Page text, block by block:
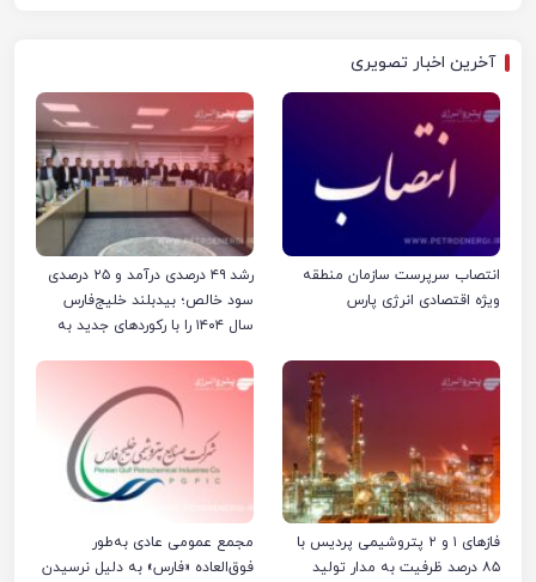
آخرین اخبار تصویری
انتصاب سرپرست سازمان منطقه
ویژه اقتصادی انرژی پارس
رشد ۴۹ درصدی درآمد و ۲۵ درصدی
سود خالص؛ بیدبلند خلیج‌فارس
سال ۱۴۰۴ را با رکوردهای جدید به
فازهای ۱ و ۲ پتروشیمی پردیس با
۸۵ درصد ظرفیت به مدار تولید
مجمع عمومی عادی به‌طور
فوق‌العاده «فارس» به دلیل نرسیدن